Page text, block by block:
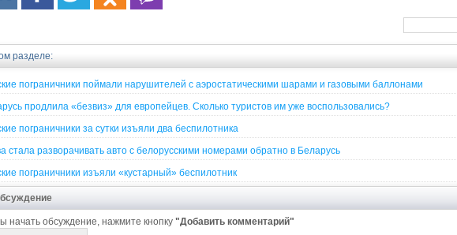
разделе:
пограничники поймали нарушителей с аэростатическими шарами и газовыми баллонами
продлила «безвиз» для европейцев. Сколько туристов им уже воспользовались?
пограничники за сутки изъяли два беспилотника
стала разворачивать авто с белорусскими номерами обратно в Беларусь
пограничники изъяли «кустарный» беспилотник
начать обсуждение, нажмите кнопку "Добавить комментарий"